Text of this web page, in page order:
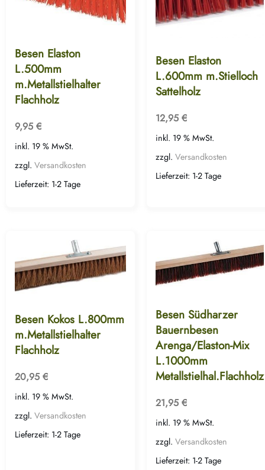
Besen Elaston
L.500mm
m.Metallstielhalter
Flachholz
9,95 €
inkl. 19 % MwSt.
zzgl. Versandkosten
Lieferzeit: 1-2 Tage
Besen Elaston
L.600mm m.Stielloch
Sattelholz
12,95 €
inkl. 19 % MwSt.
zzgl. Versandkosten
Lieferzeit: 1-2 Tage
Besen Kokos L.800mm
m.Metallstielhalter
Flachholz
20,95 €
inkl. 19 % MwSt.
zzgl. Versandkosten
Lieferzeit: 1-2 Tage
Besen Südharzer
Bauernbesen
Arenga/Elaston-Mix
L.1000mm
Metallstielhal.Flachholz
21,95 €
inkl. 19 % MwSt.
zzgl. Versandkosten
Lieferzeit: 1-2 Tage